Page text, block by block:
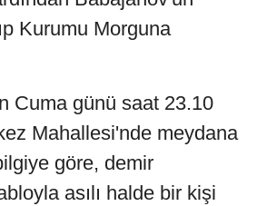
Kurumu Morguna
Cuma günü saat 23.10
Mahallesi'nde meydana
göre, demir
asılı halde bir kişi